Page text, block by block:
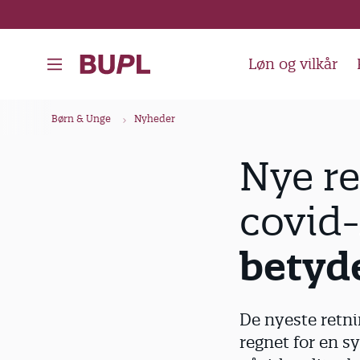
å
Løn og vilkår
Børn & Unge Nyheder
Nye
De nyeste
regnet for en